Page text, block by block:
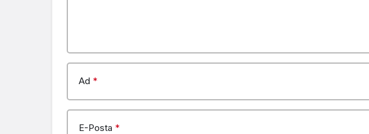
Ad *
E-Posta *